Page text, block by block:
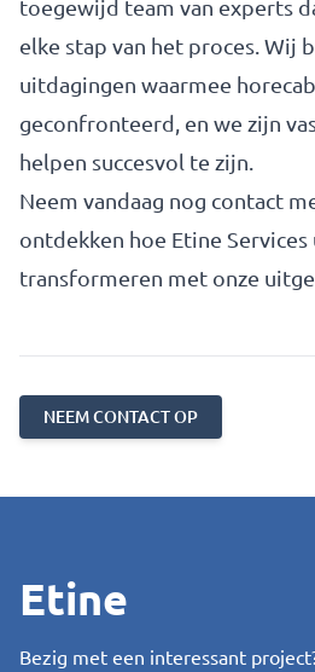
toegewijd team van experts
elke stap van het proces. Wij
uitdagingen waarmee
geconfronteerd, en we zijn
helpen succesvol te zijn.
Neem vandaag nog contact
ontdekken hoe Etine
transformeren met onze
NEEM CONTACT OP
Etine
Bezig met een interessant